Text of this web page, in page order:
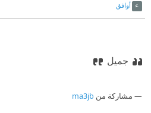
أوافق
جميل
مشاركة من ma3jb